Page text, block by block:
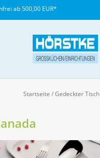
ab 500,00 EUR*
Startseite /Gedeckter Tisch